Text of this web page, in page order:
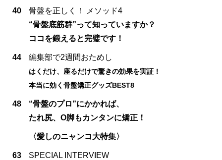
40
骨盤を正しく！ メソッド4
“骨盤底筋群”って知っていますか？
ココを鍛えると完璧です！
44 編集部で2週間おためし
はくだけ、座るだけで驚きの効果を実証！
本当に効く骨盤矯正グッズBEST8
48
“骨盤のプロ”にかかれば、
たれ尻、O脚もカンタンに矯正！
〈愛しのニャンコ大特集〉
63
SPECIAL INTERVIEW